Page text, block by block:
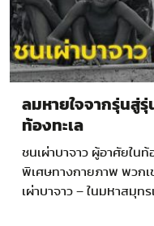
ลมหายใจจากรุ่นสู่
ท้องทะเล
ชนเผ่าบาจาว ผู้อาศัยใน
พิเศษทางกายภาพ พวก
เผ่าบาจาว – ในมหาสมุ